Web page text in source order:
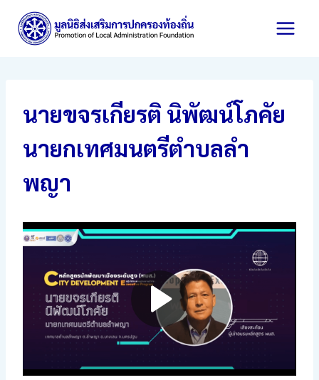
content
นายขจรเกียรติ นิพัฒน์โภคัย
นายกเทศมนตรีตำบลลำ
พญา